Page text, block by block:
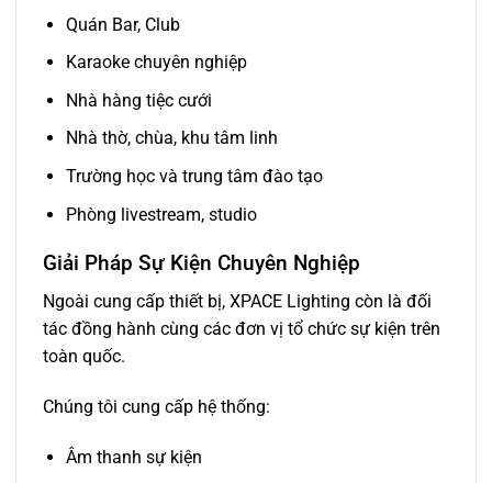
Quán Bar, Club
Karaoke chuyên nghiệp
Nhà hàng tiệc cưới
Nhà thờ, chùa, khu tâm linh
Trường học và trung tâm đào tạo
Phòng livestream, studio
Giải Pháp Sự Kiện Chuyên Nghiệp
Ngoài cung cấp thiết bị, XPACE Lighting còn là đối
tác đồng hành cùng các đơn vị tổ chức sự kiện trên
toàn quốc.
Chúng tôi cung cấp hệ thống:
Âm thanh sự kiện